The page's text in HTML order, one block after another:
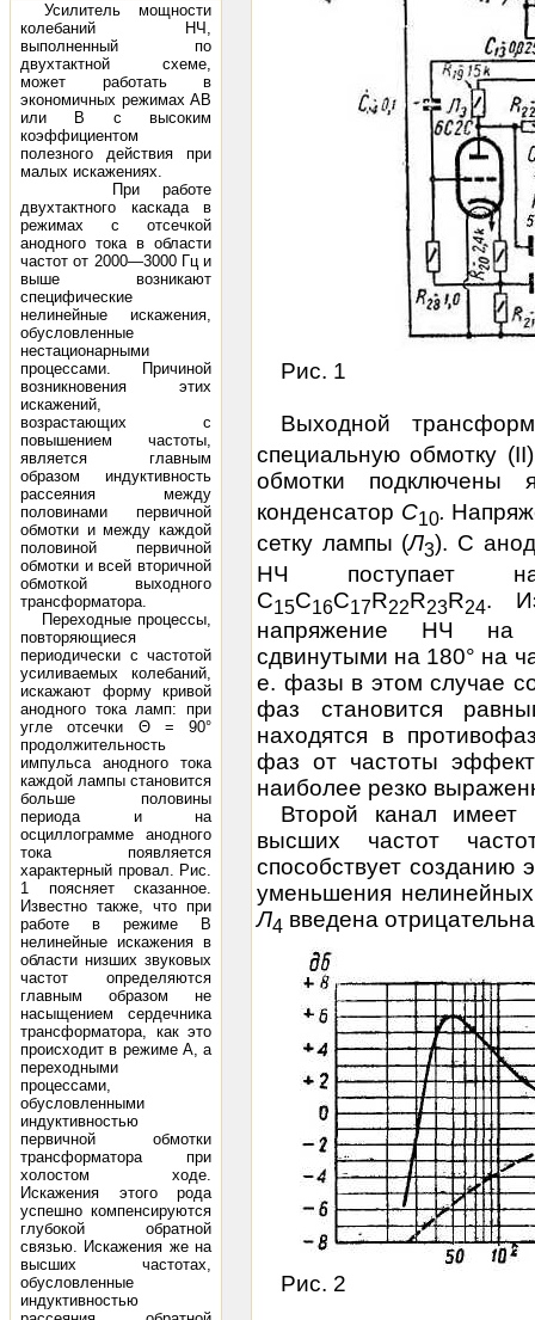
Усилитель мощности
колебаний НЧ,
выполненный по
двухтактной схеме,
может работать в
экономичных режимах АВ
или В с высоким
коэффициентом
полезного действия при
малых искажениях.
При работе
двухтактного каскада в
режимах с отсечкой
анодного тока в области
частот от 2000—3000 Гц и
выше возникают
специфические
нелинейные искажения,
обусловленные
нестационарными
процессами. Причиной
возникновения этих
искажений,
возрастающих с
повышением частоты,
является главным
образом индуктивность
рассеяния между
половинами первичной
обмотки и между каждой
половиной первичной
обмотки и всей вторичной
обмоткой выходного
трансформатора.
Переходные процессы,
повторяющиеся
периодически с частотой
усиливаемых колебаний,
искажают форму кривой
анодного тока ламп: при
угле отсечки Θ = 90°
продолжительность
импульса анодного тока
каждой лампы становится
больше половины
периода и на
осциллограмме анодного
тока появляется
характерный провал. Рис.
1 поясняет сказанное.
Известно также, что при
работе в режиме В
нелинейные искажения в
области низших звуковых
частот определяются
главным образом не
насыщением сердечника
трансформатора, как это
происходит в режиме А, а
переходными
процессами,
обусловленными
индуктивностью
первичной обмотки
трансформатора при
холостом ходе.
Искажения этого рода
успешно компенсируются
глубокой обратной
связью. Искажения же на
высших частотах,
обусловленные
индуктивностью
Рис. 1
Выходной
специальную обмотку
обмотки подключены
конденсатор С10.
сетку лампы (Л3). С
НЧ поступает
C15C16C17R22R23R24.
напряжение НЧ на
сдвинутыми на 180° на
е. фазы в этом случае
фаз становится
находятся в
фаз от частоты эффект
наиболее резко
Второй канал имеет
высших частот
способствует созданию
уменьшения
Л4 введена
Рис. 2